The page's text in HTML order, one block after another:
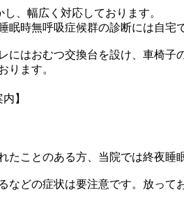
、幅広く対応しております。
時無呼吸症候群の診断には自宅
はおむつ交換台を設け、車椅子
ります。
】
ことのある方、当院では終夜睡
どの症状は要注意です。放っ